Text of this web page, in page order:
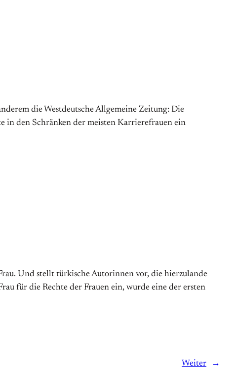
die Westdeutsche Allgemeine Zeitung: Die
in den Schränken der meisten Karrierefrauen ein
Und stellt türkische Autorinnen vor, die hierzulande
für die Rechte der Frauen ein, wurde eine der ersten
Weiter →